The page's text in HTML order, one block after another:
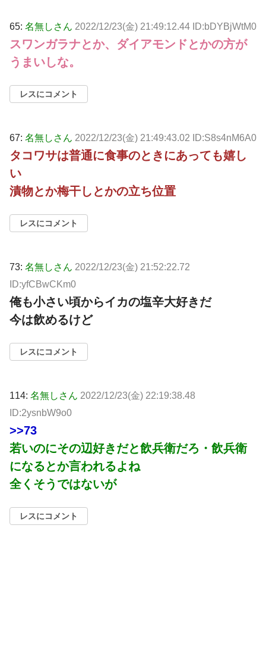
65: 名無しさん 2022/12/23(金) 21:49:12.44 ID:bDYBjWtM0
スワンガラナとか、ダイアモンドとかの方が
うまいしな。
レスにコメント
67: 名無しさん 2022/12/23(金) 21:49:43.02 ID:S8s4nM6A0
タコワサは普通に食事のときにあっても嬉し
い
漬物とか梅干しとかの立ち位置
レスにコメント
73: 名無しさん 2022/12/23(金) 21:52:22.72
ID:yfCBwCKm0
俺も小さい頃からイカの塩辛大好きだ
今は飲めるけど
レスにコメント
114: 名無しさん 2022/12/23(金) 22:19:38.48
ID:2ysnbW9o0
>>73
若いのにその辺好きだと飲兵衛だろ・飲兵衛
になるとか言われるよね
全くそうではないが
レスにコメント